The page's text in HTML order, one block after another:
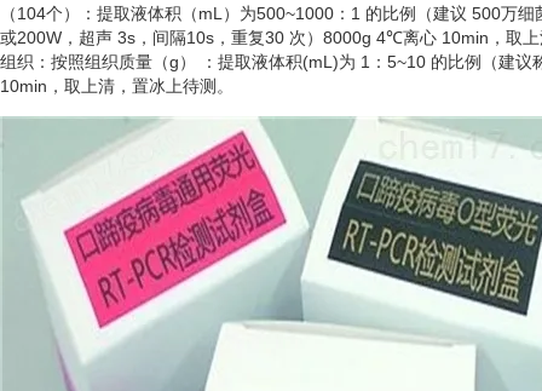
（104个）：提取液体积（mL）为500~1000：1 的比例（建议 500万
或200W，超声 3s，间隔10s，重复30 次）8000g 4℃离心 10min，取
组织：按照组织质量（g） ：提取液体积(mL)为 1：5~10 的比例（建
10min，取上清，置冰上待测。